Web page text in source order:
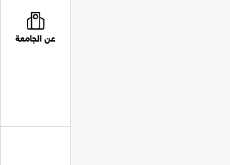
عن الجامعة